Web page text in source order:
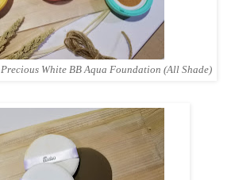
Precious White BB Aqua Foundation (All Shade)